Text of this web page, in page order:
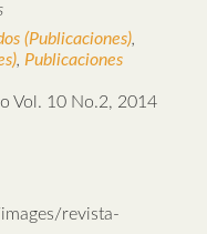
(Publicaciones),
, Publicaciones
Vol. 10 No.2, 2014
revista-